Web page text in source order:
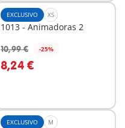
EXCLUSIVO XS
1013 - Animadoras 2
10,99 € -25%
8,24 €
A la cesta
EXCLUSIVO M